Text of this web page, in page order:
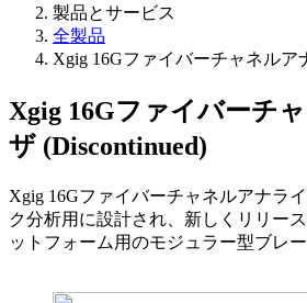
製品とサービス
全製品
Xgig 16Gファイバーチャネルア
Xgig 16Gファイバーチ
ザ (Discontinued)
Xgig 16Gファイバーチャネルアナラ
ク分析用に設計され、新しくリリー
ットフォーム用のモジュラー型ブレー